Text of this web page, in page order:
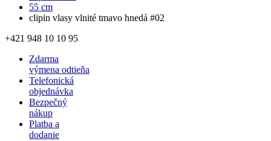
55 cm
clipin vlasy vlnité tmavo hnedá #02
+421 948 10 10 95
Zdarma
výmena odtieňa
Telefonická
objednávka
Bezpečný
nákup
Platba a
dodanie